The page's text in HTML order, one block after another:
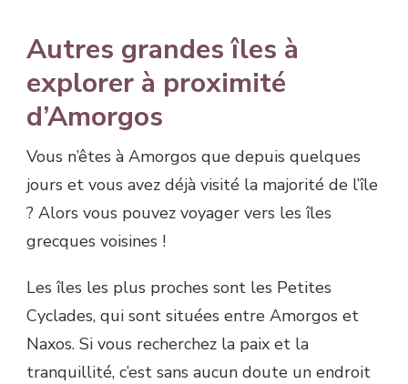
Autres grandes îles à
explorer à proximité
d’Amorgos
Vous n’êtes à Amorgos que depuis quelques
jours et vous avez déjà visité la majorité de l’île
? Alors vous pouvez voyager vers les îles
grecques voisines !
Les îles les plus proches sont les Petites
Cyclades, qui sont situées entre Amorgos et
Naxos. Si vous recherchez la paix et la
tranquillité, c’est sans aucun doute un endroit